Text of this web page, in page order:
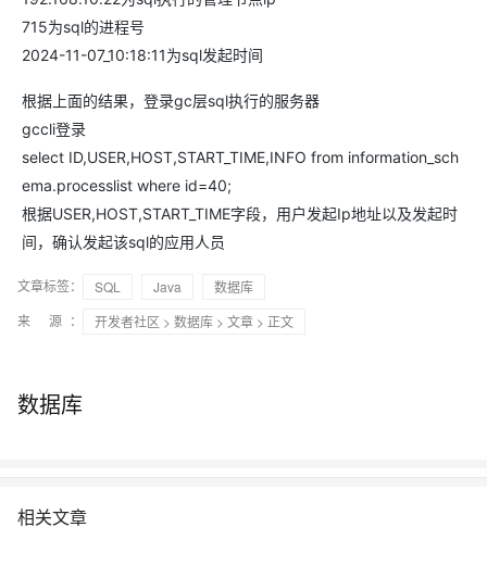
715为sql的进程号
2024-11-07_10:18:11为sql发起时间
根据上面的结果，登录gc层sql执行的服务器
gccli登录
select ID,USER,HOST,START_TIME,INFO from information_sch
ema.processlist where id=40;
根据USER,HOST,START_TIME字段，用户发起Ip地址以及发起时
间，确认发起该sql的应用人员
文章标签： SQL Java
数据库
来 源：
开发者社区 > 数据库 > 文章 > 正文
数据库
相关文章